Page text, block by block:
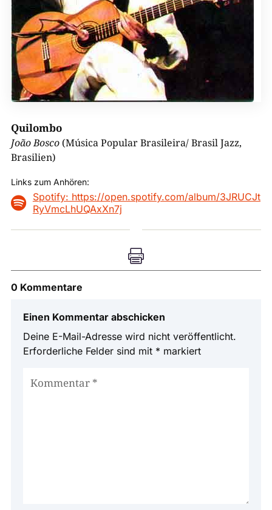
Quilombo
João Bosco (Música Popular Brasileira/ Brasil Jazz,
Brasilien)
Links zum Anhören:

Spotify: https://open.spotify.com/album/3JRUCJt
RyVmcLhUQAxXn7j

0 Kommentare
Einen Kommentar abschicken
Deine E-Mail-Adresse wird nicht veröffentlicht.
Erforderliche Felder sind mit * markiert